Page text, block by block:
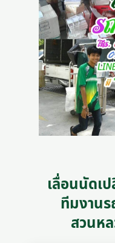
เลื่อนนัดเ
ทีมงาน
สวนห